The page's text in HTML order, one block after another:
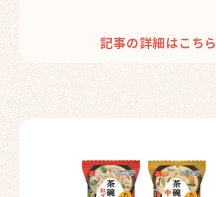
記事の詳細はこちら